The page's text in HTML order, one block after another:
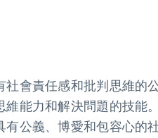
會責任感和批判思維的
能力和解決問題的技能
公義、博愛和包容心的